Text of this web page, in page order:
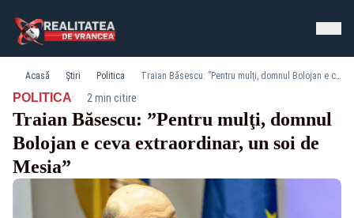
Acasă Știri Politica Traian Băsescu: ”Pentru mulţi, domnul Bolojan e ceva extraordinar, un soi de Mesia”
POLITICA· 2 min citire
Traian Băsescu: ”Pentru mulţi, domnul
Bolojan e ceva extraordinar, un soi de
Mesia”